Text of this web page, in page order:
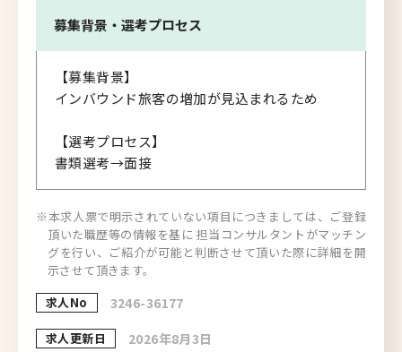
募集背景・ 選考プロセス
【募集背景】
インバウンド旅客の増加が見込まれるため
【選考プロセス】
書類選考→面接
※本求人票で明示されていない項目につきましては、ご登録
頂いた職歴等の情報を基に 担当コンサルタントがマッチン
グを行い、ご紹介が可能と判断させて頂いた際に詳細を開
示させて頂きます。
求人No
3246-36177
求人更新日 2026年8月3日